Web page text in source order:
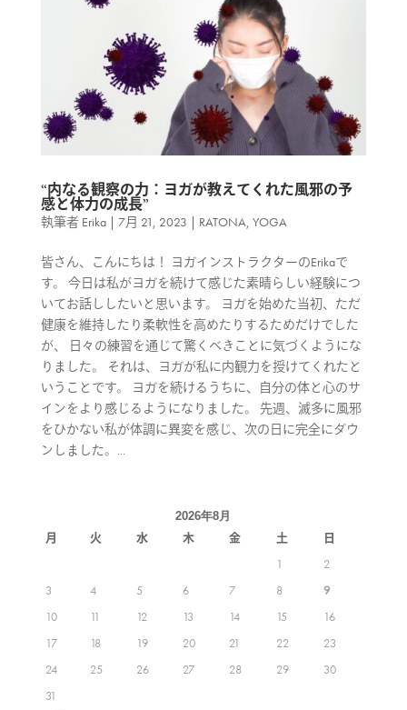
“内なる観察の力：ヨガが教えてくれた風邪の予
感と体力の成長”
執筆者 Erika| 7月 21, 2023 | RATONA YOGA
皆さん、こんにちは！ ヨガインストラクターのErikaで
す。 今日は私がヨガを続けて感じた素晴らしい経験につ
いてお話ししたいと思います。 ヨガを始めた当初、ただ
健康を維持したり柔軟性を高めたりするためだけでした
が、 日々の練習を通じて驚くべきことに気づくようにな
りました。 それは、ヨガが私に内観力を授けてくれたと
いうことです。 ヨガを続けるうちに、自分の体と心のサ
インをより感じるようになりました。 先週、滅多に風邪
をひかない私が体調に異変を感じ、次の日に完全にダウ
ンしました。...
2026年8月
月 火 水 木 金 土
日
1
2
3
4 5 6 7 8
9
10
11 12 13 14 15
16
17
18 19 20 21 22
23
24
25 26 27 28 29
30
31